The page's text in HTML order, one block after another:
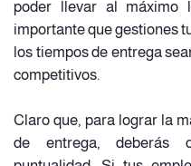
poder llevar al máximo
importante que gestiones
los tiempos de entrega
competitivos.
Claro que, para lograr la
de entrega, deberás